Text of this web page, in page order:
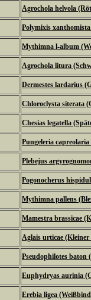
Agrochola helvola
Polymixis
Mythimna l-album
Agrochola litura
Dermestes lardarius
Chloroclysta siterata
Chesias legatella
Pungeleria
Plebejus
Pogonocherus
Mythimna pallens
Mamestra brassicae
Aglais urticae (Kleiner
Pseudophilotes
Euphydryas aurinia
Erebia ligea